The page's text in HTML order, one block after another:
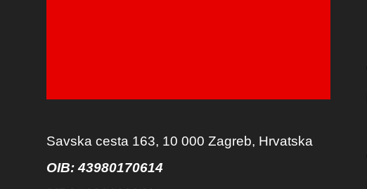
Savska cesta 163, 10 000 Zagreb, Hrvatska
OIB: 43980170614